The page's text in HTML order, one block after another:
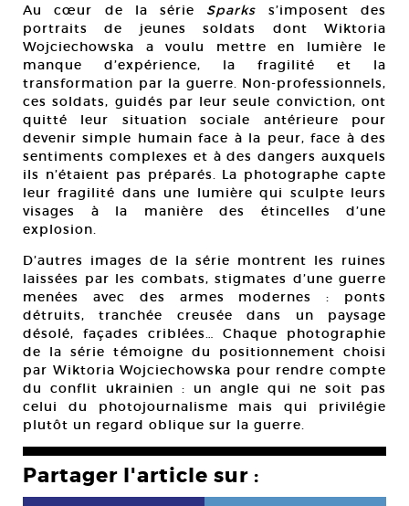
Au cœur de la série Sparks s’imposent des
portraits de jeunes soldats dont Wiktoria
Wojciechowska a voulu mettre en lumière le
manque d’expérience, la fragilité et la
transformation par la guerre. Non-professionnels,
ces soldats, guidés par leur seule conviction, ont
quitté leur situation sociale antérieure pour
devenir simple humain face à la peur, face à des
sentiments complexes et à des dangers auxquels
ils n’étaient pas préparés. La photographe capte
leur fragilité dans une lumière qui sculpte leurs
visages à la manière des étincelles d’une
explosion.
D’autres images de la série montrent les ruines
laissées par les combats, stigmates d’une guerre
menées avec des armes modernes : ponts
détruits, tranchée creusée dans un paysage
désolé, façades criblées… Chaque photographie
de la série témoigne du positionnement choisi
par Wiktoria Wojciechowska pour rendre compte
du conflit ukrainien : un angle qui ne soit pas
celui du photojournalisme mais qui privilégie
plutôt un regard oblique sur la guerre.
Partager l'article sur :